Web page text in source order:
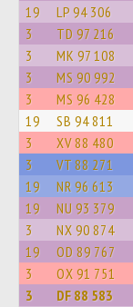
19 LP 94 306
3 TD 97 216
3 MK 97 108
3 MS 90 992
3 MS 96 428
19 SB 94 811
3 XV 88 480
3 VT 88 271
19 NR 96 613
19 NU 93 379
3 NX 90 874
19 OD 89 767
3 OX 91 751
3 DF 88 583